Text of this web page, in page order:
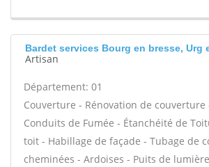
Bardet services Bourg en bresse, Urg
Artisan
Département: 01
Couverture - Rénovation de couverture
Conduits de Fumée - Étanchéité de
toit - Habillage de façade - Tubage de
cheminées - Ardoises - Puits de